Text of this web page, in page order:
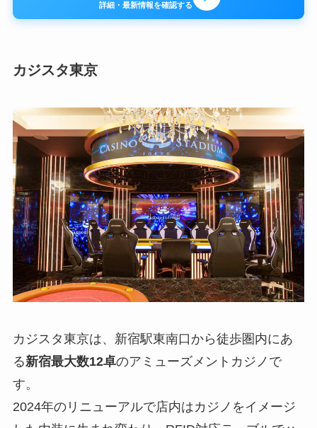
詳細・最新情報を確認する
カジスタ東京
カジスタ東京は、新宿駅東南口から徒歩圏内にあ
る新宿最大数12卓のアミューズメントカジノで
す。
2024年のリニューアルで店内はカジノをイメージ